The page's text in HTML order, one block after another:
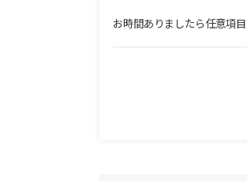
お時間ありましたら任意項